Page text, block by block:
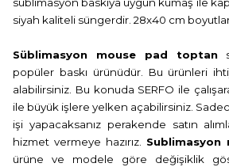
siyah kaliteli süngerdir. 28x40 cm
Süblimasyon mouse pad toptan
popüler baskı ürünüdür. Bu ürünleri
alabilirsiniz. Bu konuda SERFO ile
ile büyük işlere yelken açabilirsiniz.
işi yapacaksanız perakende satın
hizmet vermeye hazırız.
ürüne ve modele göre değişiklik